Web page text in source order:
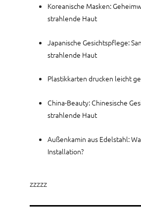
Koreanische Masken:
strahlende Haut
Japanische Gesichtspflege:
strahlende Haut
Plastikkarten drucken leicht
China-Beauty: Chinesische
strahlende Haut
Außenkamin aus Edelstahl:
Installation?
zzzzz